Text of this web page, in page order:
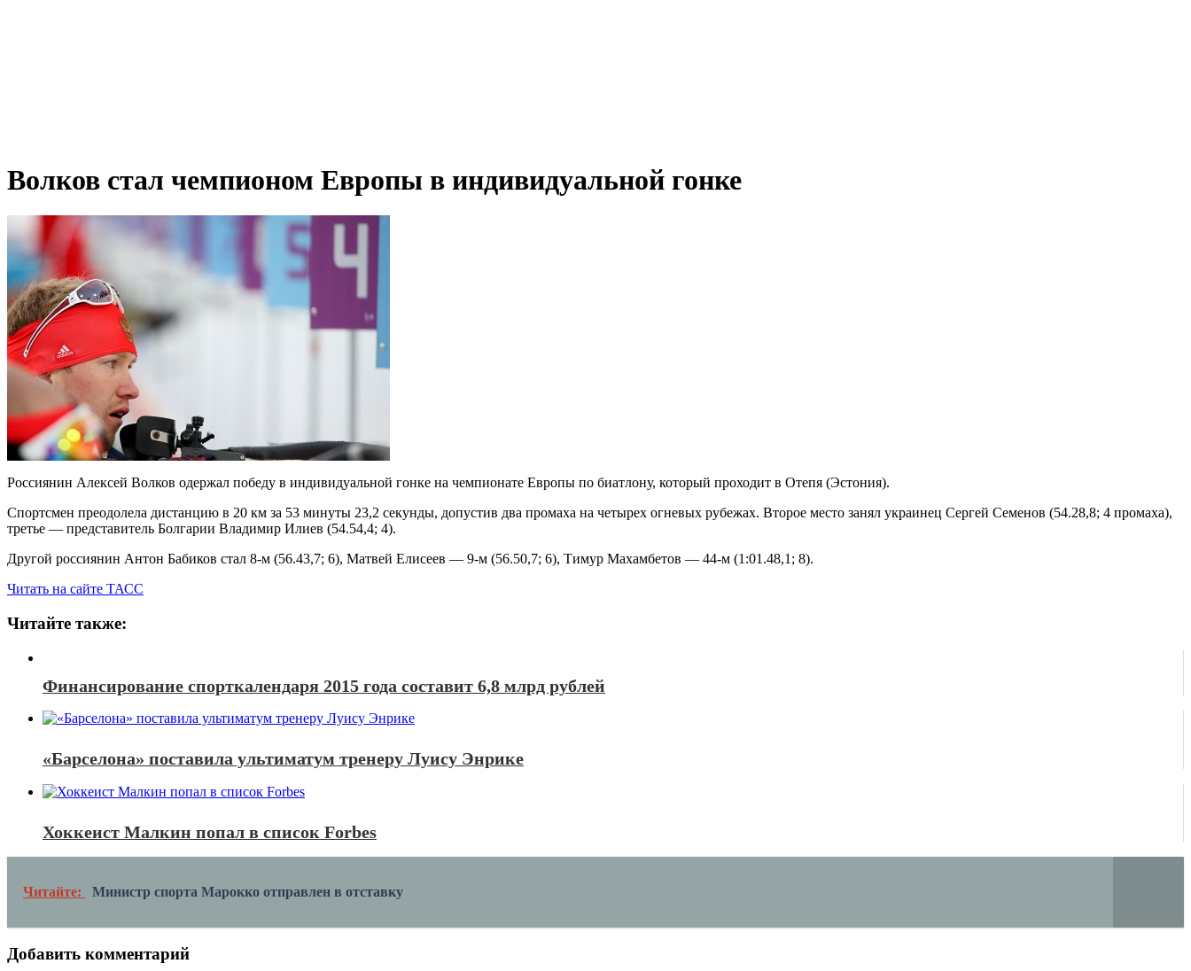
Волков стал чемпионом Европы в индивидуальной гонке
Россиянин Алексей Волков одержал победу в индивидуальной гонке на чемпионате Европы по биатлону, который проходит в Отепя (Эстония).
Спортсмен преодолела дистанцию в 20 км за 53 минуты 23,2 секунды, допустив два промаха на четырех огневых рубежах. Второе место занял украинец Сергей Семенов (54.28,8; 4 промаха),
третье — представитель Болгарии Владимир Илиев (54.54,4; 4).
Другой россиянин Антон Бабиков стал 8-м (56.43,7; 6), Матвей Елисеев — 9-м (56.50,7; 6), Тимур Махамбетов — 44-м (1:01.48,1; 8).
Читать на сайте ТАСС
Читайте также:
Финансирование спорткалендаря 2015 года составит 6,8 млрд рублей
«Барселона» поставила ультиматум тренеру Луису Энрике
Хоккеист Малкин попал в список Forbes
Читайте: Министр спорта Марокко отправлен в отставку
Добавить комментарий